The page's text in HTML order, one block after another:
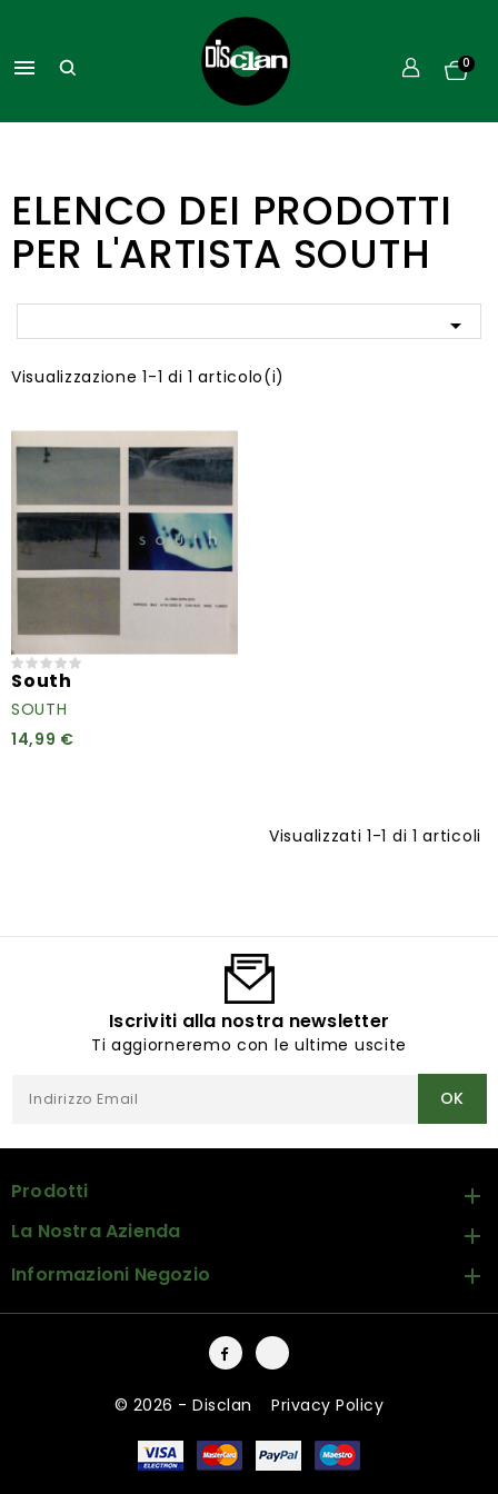
 0
ELENCO DEI PRODOTTI
PER L'ARTISTA SOUTH

Visualizzazione 1-1 di 1 articolo(i)
South
SOUTH
14,99 €
Visualizzati 1-1 di 1 articoli
Iscriviti alla nostra newsletter
Ti aggiorneremo con le ultime uscite
Prodotti 
La Nostra Azienda 
Informazioni Negozio 
Facebook
© 2026 - Disclan -Privacy Policy